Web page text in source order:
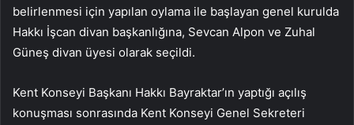
belirlenmesi için yapılan oylama ile başlayan genel kurulda
Hakkı İşcan divan başkanlığına, Sevcan Alpon ve Zuhal
Güneş divan üyesi olarak seçildi.
Kent Konseyi Başkanı Hakkı Bayraktar’ın yaptığı açılış
konuşması sonrasında Kent Konseyi Genel Sekreteri